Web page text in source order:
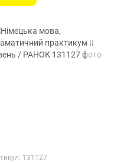
131127